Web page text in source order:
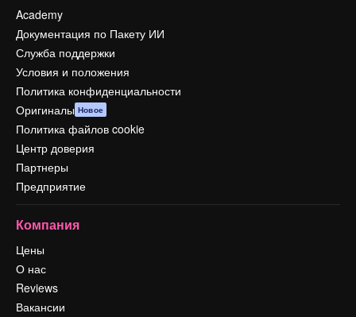
Academy
Документация по Пакету ИИ
Служба поддержки
Условия и положения
Политика конфиденциальности
Оригиналы Новое
Политика файлов cookie
Центр доверия
Партнеры
Предприятие
Компания
Цены
О нас
Reviews
Вакансии